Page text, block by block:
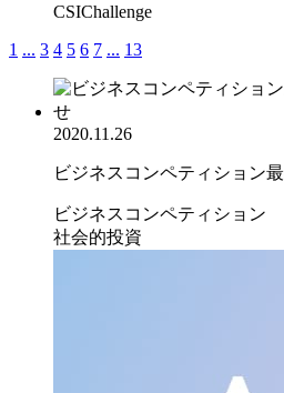
CSIChallenge
1 ... 3 4 5 6 7 ... 13
2020.11.26
ビジネスコンペティション
ビジネスコンペティション
社会的投資